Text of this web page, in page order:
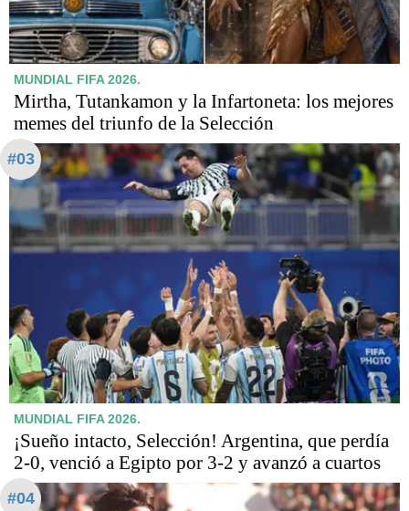
MUNDIAL FIFA 2026.
Mirtha, Tutankamon y la Infartoneta: los mejores
memes del triunfo de la Selección
#03
MUNDIAL FIFA 2026.
¡Sueño intacto, Selección! Argentina, que perdía
2-0, venció a Egipto por 3-2 y avanzó a cuartos
#04